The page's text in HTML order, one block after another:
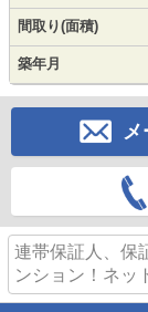
間取り(面積)
築年月
メ
連帯保証人、保
ンション！ネッ